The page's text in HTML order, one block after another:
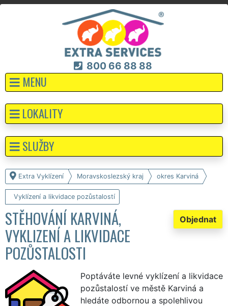
800 66 88 88
MENU
Extra Vyklízení Moravskoslezský kraj okres Karviná
Vyklízení a likvidace pozůstalostí
Objednat
STĚHOVÁNÍ KARVINÁ,
VYKLIZENÍ A LIKVIDACE
POZŮSTALOSTI
Poptáváte levné vyklízení a likvidace
pozůstalostí ve městě Karviná a
hledáte odbornou a spolehlivou
LOKALITY
SLUŽBY